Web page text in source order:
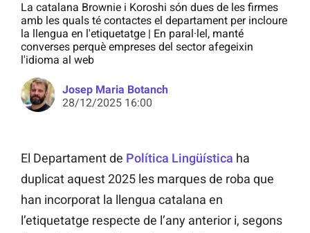
La catalana Brownie i Koroshi són dues de les firmes
amb les quals té contactes el departament per incloure
la llengua en l'etiquetatge | En paral·lel, manté
converses perquè empreses del sector afegeixin
l'idioma al web
Josep Maria Botanch
28/12/2025 16:00
El Departament de Política Lingüística ha
duplicat aquest 2025 les marques de roba que
han incorporat la llengua catalana en
l’etiquetatge respecte de l’any anterior i, segons